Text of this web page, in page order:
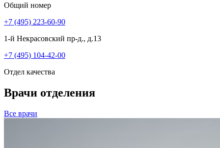
Общий номер
+7 (495) 223-60-90
1-й Некрасовский пр-д., д.13
+7 (495) 104-42-00
Отдел качества
Врачи отделения
Все врачи